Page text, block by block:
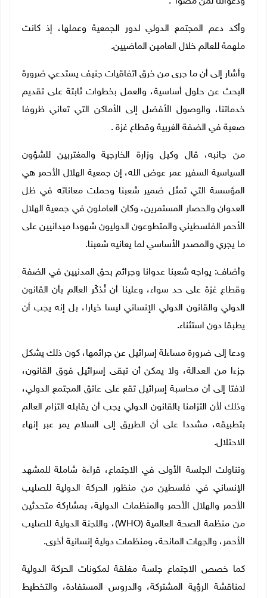
وأكد دعم المجتمع الدولي لدور الجمعية وعملها، إذ كانت
ملهمة للعالم خلال العامين الماضيين.
وأشار إلى أن ما جرى من خرق اتفاقيات جنيف يستدعي ضرورة
البحث عن حلول أساسية، والعمل بخطوات ثابتة على تقديم
خدماتنا، والوصول الأفضل إلى الأماكن التي تعاني ظروفا
صعبة في الضفة الغربية وقطاع غزة .
من جانبه، قال وكيل وزارة الخارجية والمغتربين للشؤون
السياسية السفير عمر عوض الله، إن جمعية الهلال الأحمر هي
المؤسسة التي تمثل ضمير شعبنا وحملت معاناته في ظل
العدوان والحصار المستمرين، وكان العاملون في جمعية الهلال
الأحمر الفلسطيني والمتطوعون الدوليون شهودا ميدانيين على
ما يجري والمصدر الأساسي لما يعانيه شعبنا.
وأضاف: يواجه شعبنا عدوانا وجرائم بحق المدنيين في الضفة
وقطاع غزة على حد سواء، وعلينا أن نُذكّر العالم بأن القانون
الدولي والقانون الدولي الإنساني ليسا خيارا، بل إنه يجب أن
يطبقا دون استثناء.
ودعا إلى ضرورة مساءلة إسرائيل عن جرائمها، كون ذلك يشكل
جزءا من العدالة، ولا يمكن أن تبقى إسرائيل فوق القانون،
لافتا إلى أن محاسبة إسرائيل تقع على عاتق المجتمع الدولي،
وذلك لأن التزامنا بالقانون الدولي يجب أن يقابله التزام العالم
بتطبيقه، مشددا على أن الطريق إلى السلام يمر عبر إنهاء
الاحتلال.
وتناولت الجلسة الأولى في الاجتماع، قراءة شاملة للمشهد
الإنساني في فلسطين من منظور الحركة الدولية للصليب
الأحمر والهلال الأحمر والمنظمات الدولية، بمشاركة متحدثين
من منظمة الصحة العالمية (WHO)، واللجنة الدولية للصليب
الأحمر، والجهات المانحة، ومنظمات دولية إنسانية أخرى.
كما خصص الاجتماع جلسة مغلقة لمكونات الحركة الدولية
لمناقشة الرؤية المشتركة، والدروس المستفادة، والتخطيط